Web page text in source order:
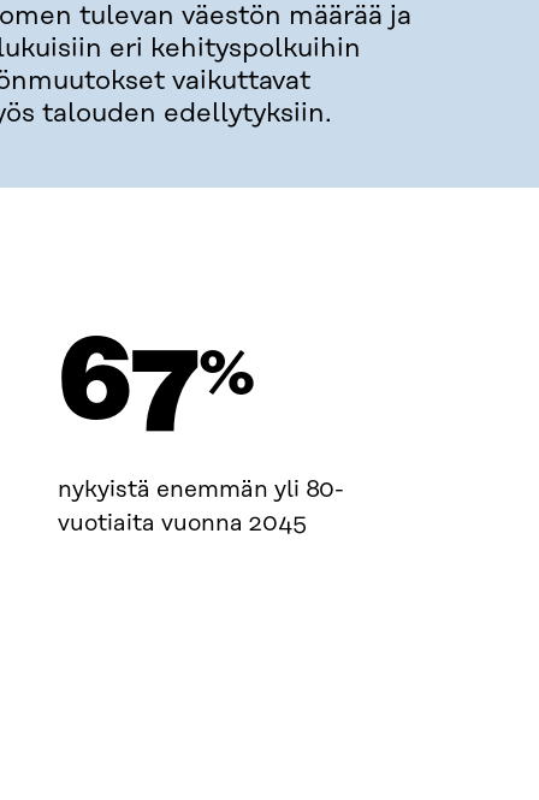
tulevan väestön määrää ja
eri kehityspolkuihin
vaikuttavat
talouden edellytyksiin.
67%
nykyistä enemmän yli 80-
vuotiaita vuonna 2045